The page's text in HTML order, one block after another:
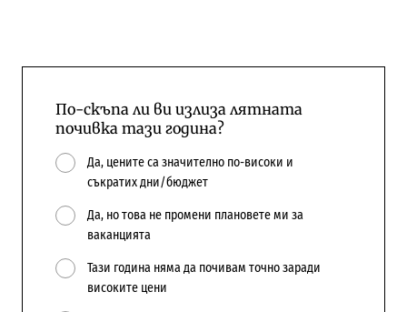
По-скъпа ли ви излиза лятната
почивка тази година?
Да, цените са значително по-високи и
съкратих дни/бюджет
Да, но това не промени плановете ми за
ваканцията
Тази година няма да почивам точно заради
високите цени